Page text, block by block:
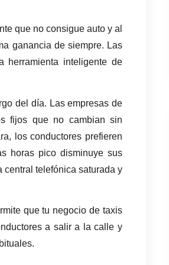
que no consigue auto y al
inteligente de
del día. Las empresas de
fijos que no cambian sin
los conductores prefieren
horas pico disminuye sus
telefónica saturada y
que tu negocio de taxis
a salir a la calle y